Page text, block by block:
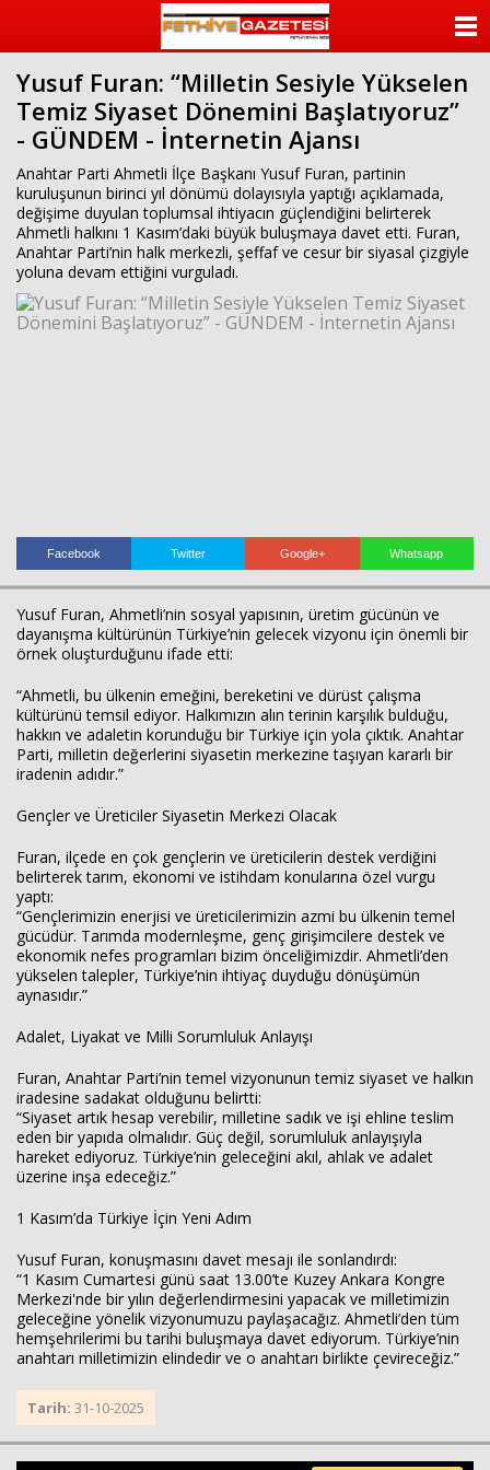
beylikdüzü
escort
bayan
beylikdüzü
escort
bayan
escort
beylikdüzü
beylikdüzü
escort
Yusuf Furan: “Milletin Sesiyle Yükselen
Temiz Siyaset Dönemini Başlatıyoruz”
- GÜNDEM - İnternetin Ajansı
Anahtar Parti Ahmetli İlçe Başkanı Yusuf Furan, partinin
kuruluşunun birinci yıl dönümü dolayısıyla yaptığı açıklamada,
değişime duyulan toplumsal ihtiyacın güçlendiğini belirterek
Ahmetli halkını 1 Kasım’daki büyük buluşmaya davet etti. Furan,
Anahtar Parti’nin halk merkezli, şeffaf ve cesur bir siyasal çizgiyle
yoluna devam ettiğini vurguladı.
Facebook Twitter Google+ Whatsapp
Yusuf Furan, Ahmetli’nin sosyal yapısının, üretim gücünün ve
dayanışma kültürünün Türkiye’nin gelecek vizyonu için önemli bir
örnek oluşturduğunu ifade etti:
“Ahmetli, bu ülkenin emeğini, bereketini ve dürüst çalışma
kültürünü temsil ediyor. Halkımızın alın terinin karşılık bulduğu,
hakkın ve adaletin korunduğu bir Türkiye için yola çıktık. Anahtar
Parti, milletin değerlerini siyasetin merkezine taşıyan kararlı bir
iradenin adıdır.”
Gençler ve Üreticiler Siyasetin Merkezi Olacak
Furan, ilçede en çok gençlerin ve üreticilerin destek verdiğini
belirterek tarım, ekonomi ve istihdam konularına özel vurgu
yaptı:
“Gençlerimizin enerjisi ve üreticilerimizin azmi bu ülkenin temel
gücüdür. Tarımda modernleşme, genç girişimcilere destek ve
ekonomik nefes programları bizim önceliğimizdir. Ahmetli’den
yükselen talepler, Türkiye’nin ihtiyaç duyduğu dönüşümün
aynasıdır.”
Adalet, Liyakat ve Milli Sorumluluk Anlayışı
Furan, Anahtar Parti’nin temel vizyonunun temiz siyaset ve halkın
iradesine sadakat olduğunu belirtti:
“Siyaset artık hesap verebilir, milletine sadık ve işi ehline teslim
eden bir yapıda olmalıdır. Güç değil, sorumluluk anlayışıyla
hareket ediyoruz. Türkiye’nin geleceğini akıl, ahlak ve adalet
üzerine inşa edeceğiz.”
1 Kasım’da Türkiye İçin Yeni Adım
Yusuf Furan, konuşmasını davet mesajı ile sonlandırdı:
“1 Kasım Cumartesi günü saat 13.00’te Kuzey Ankara Kongre
Merkezi'nde bir yılın değerlendirmesini yapacak ve milletimizin
geleceğine yönelik vizyonumuzu paylaşacağız. Ahmetli’den tüm
hemşehrilerimi bu tarihi buluşmaya davet ediyorum. Türkiye’nin
anahtarı milletimizin elindedir ve o anahtarı birlikte çevireceğiz.”
Tarih: 31-10-2025
KATEGORİLER
ANKETLER
FOTO GALERİ
Haberin Doğru Adresi.